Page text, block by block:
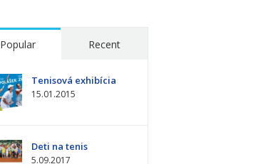
Popular Recent
Tenisová exhibícia
15.01.2015
Deti na tenis
5.09.2017